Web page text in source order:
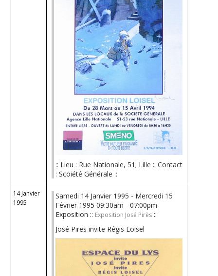
:: Lieu : Rue Nationale, 51; Lille :: Contact
: Scoiété Générale ::
14 Janvier
1995
Samedi 14 Janvier 1995 - Mercredi 15
Février 1995 09:30am - 07:00pm
Exposition :: Exposition José Pirès ::
José Pires invite Régis Loisel